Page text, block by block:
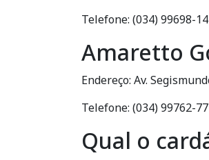
Telefone: (034) 99698-
Amaretto
Endereço: Av.
Telefone: (034) 99762-
Qual o